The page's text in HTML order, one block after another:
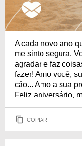
A cada novo ano
me sinto segura.
agradar e faz
fazer! Amo você,
cão... Amo a sua
Feliz aniversário,
COPIAR